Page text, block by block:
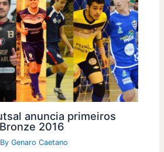
anuncia primeiros
2016
Genaro Caetano